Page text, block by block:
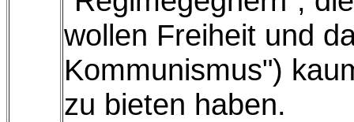
wollen Freiheit und
Kommunismus")
zu bieten haben.